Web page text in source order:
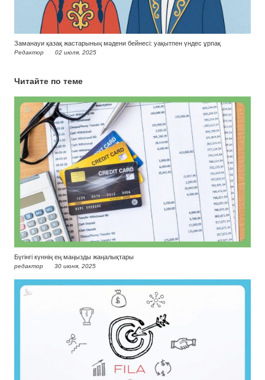
Заманауи қазақ жастарының мәдени бейнесі: уақытпен үндес ұрпақ
Редактор 02 июля, 2025
Читайте по теме
Бүгінгі күннің ең маңызды жаңалықтары
редактор 30 июня, 2025